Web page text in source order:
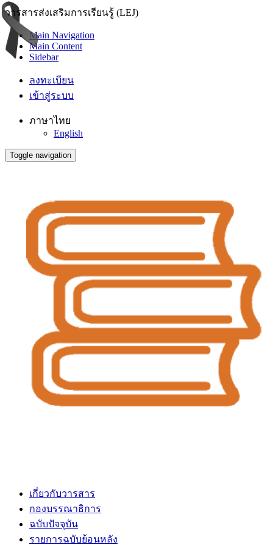
วารสารส่งเสริมการเรียนรู้ (LEJ)
Main Navigation
Main Content
Sidebar
ลงทะเบียน
เข้าสู่ระบบ
ภาษาไทย
English
Toggle navigation
เกี่ยวกับวารสาร
กองบรรณาธิการ
ฉบับปัจจุบัน
รายการฉบับย้อนหลัง